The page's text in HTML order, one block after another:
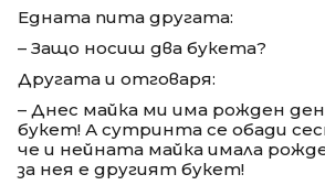
Едната пита другата:
– Защо носиш два букета?
Другата и отговаря:
– Днес майка ми има рожден
букет! А сутринта се обади
че и нейната майка имала
за нея е другият букет!